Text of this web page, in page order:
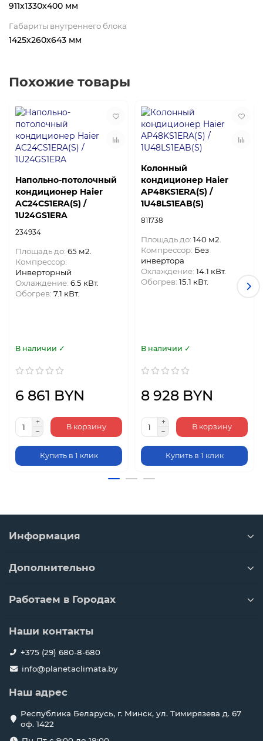
911x1330x400 мм
Габариты внутреннего блока
1425x260x643 мм
Похожие товары
Напольно-потолочный
кондиционер Haier
AC24CS1ERA(S) /
1U24GS1ERA
234934
Площадь до: 65 м2.
Компрессор:
Инверторный
Охлаждение: 6.5 кВт.
Обогрев: 7.1 кВт.
В наличии ✓
6 861 BYN
В корзину
Купить в 1 клик
Колонный
кондиционер Haier
AP48KS1ERA(S) /
1U48LS1EAB(S)
811738
Площадь до: 140 м2.
Компрессор: Без
инвертора
Охлаждение: 14.1 кВт.
Обогрев: 15.1 кВт.
В наличии ✓
8 928 BYN
В корзину
Купить в 1 клик
Информация
Дополнительно
Работаем в Городах
Наши контакты
+375 (29) 680-8-680
info@planetaclimata.by
Наш адрес
Республика Беларусь, г. Минск, ул. Тимирязева д. 67
оф. 1422